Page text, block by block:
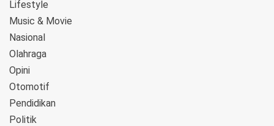
Lifestyle
Music & Movie
Nasional
Olahraga
Opini
Otomotif
Pendidikan
Politik